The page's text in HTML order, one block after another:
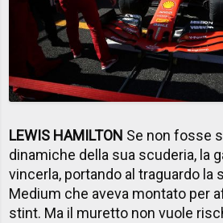
LEWIS HAMILTON Se non fosse
dinamiche della sua scuderia, la
vincerla, portando al traguardo la
Medium che aveva montato per
stint. Ma il muretto non vuole